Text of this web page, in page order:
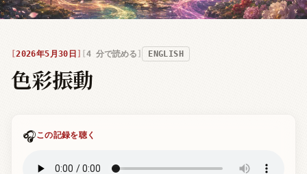
2026年5月30日 4 分で読める ENGLISH
色彩振動
🎧この記録を聴く